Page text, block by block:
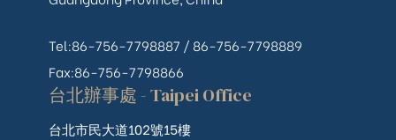
Tel:86-756-7798887 / 86-756-7798889
Fax:86-756-7798866
台北辦事處 - Taipei Office
台北市民大道102號15樓